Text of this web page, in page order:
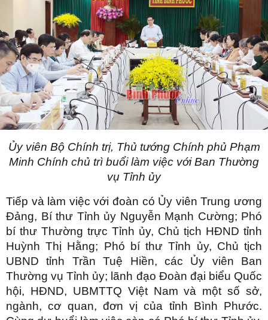
Ủy viên Bộ Chính trị, Thủ tướng Chính phủ Phạm
Minh Chính chủ trì buổi làm việc với Ban Thường
vụ Tỉnh ủy
Tiếp và làm việc với đoàn có Ủy viên Trung ương
Đảng, Bí thư Tỉnh ủy Nguyễn Mạnh Cường; Phó
bí thư Thường trực Tỉnh ủy, Chủ tịch HĐND tỉnh
Huỳnh Thị Hằng; Phó bí thư Tỉnh ủy, Chủ tịch
UBND tỉnh Trần Tuệ Hiền, các Ủy viên Ban
Thường vụ Tỉnh ủy; lãnh đạo Đoàn đại biểu Quốc
hội, HĐND, UBMTTQ Việt Nam và một số sở,
ngành, cơ quan, đơn vị của tỉnh Bình Phước.